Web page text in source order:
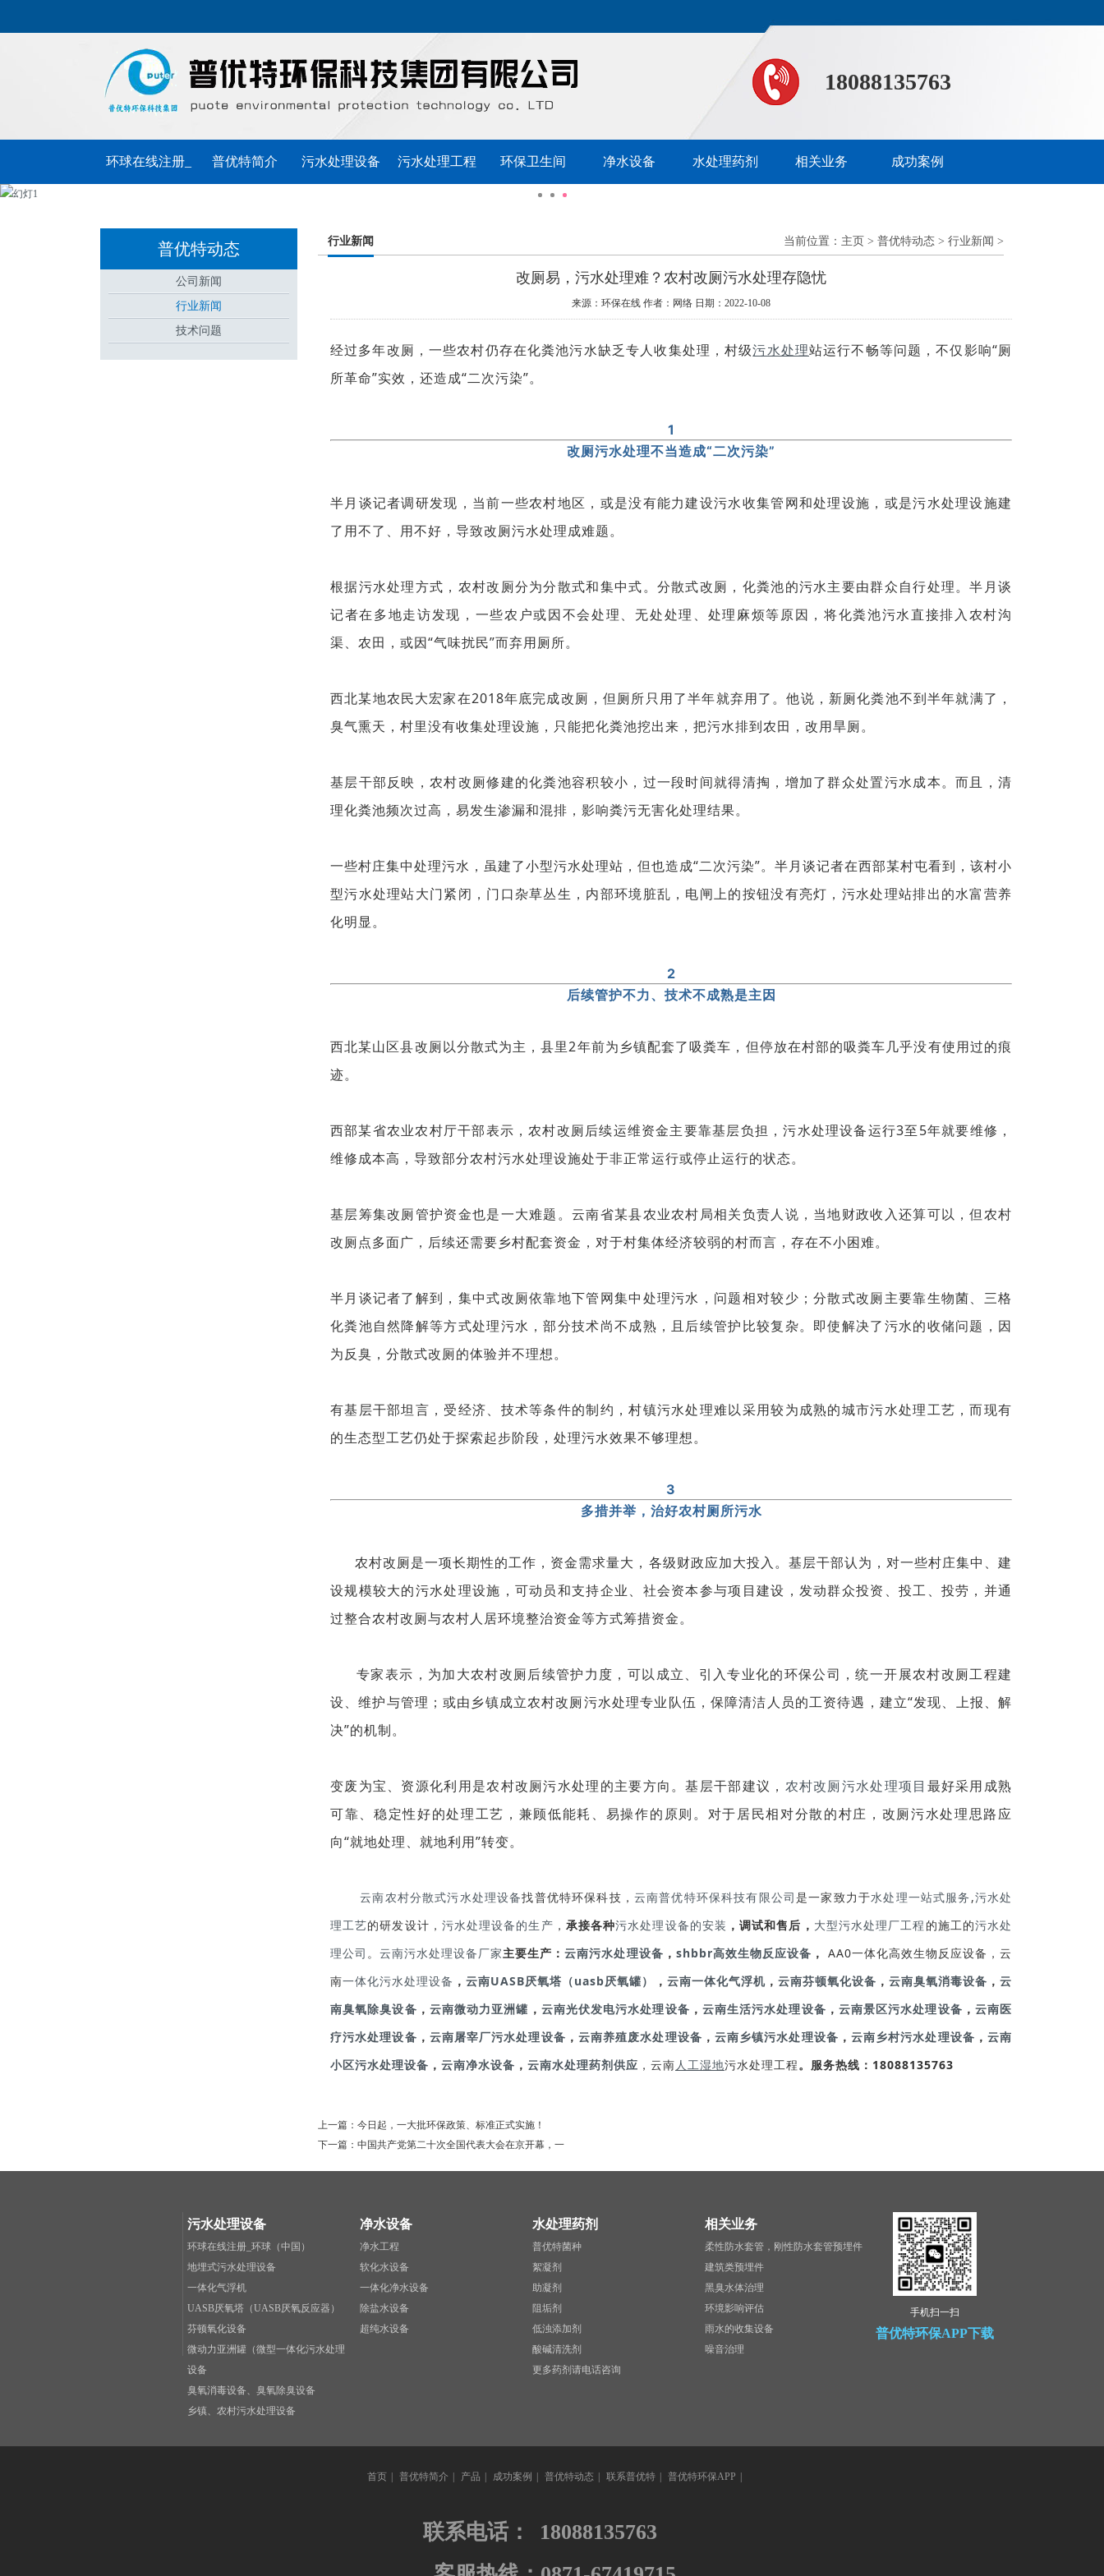
18088135763
环球在线注册_ 普优特简介 污水处理设备 污水处理工程 环保卫生间 净水设备 水处理药剂 相关业务 成功案例
普优特动态
公司新闻
行业新闻
技术问题
行业新闻 当前位置： 主页 > 普优特动态 > 行业新闻 >
改厕易，污水处理难？农村改厕污水处理存隐忧
来源：环保在线 作者：网络 日期：2022-10-08
经过多年改厕，一些农村仍存在化粪池污水缺乏专人收集处理，村级污水处理站运行不畅等问题，不仅影响“厕
所革命”实效，还造成“二次污染”。
1
改厕污水处理不当造成“二次污染”
半月谈记者调研发现，当前一些农村地区，或是没有能力建设污水收集管网和处理设施，或是污水处理设施建
了用不了、用不好，导致改厕污水处理成难题。
根据污水处理方式，农村改厕分为分散式和集中式。分散式改厕，化粪池的污水主要由群众自行处理。半月谈
记者在多地走访发现，一些农户或因不会处理、无处处理、处理麻烦等原因，将化粪池污水直接排入农村沟
渠、农田，或因“气味扰民”而弃用厕所。
西北某地农民大宏家在2018年底完成改厕，但厕所只用了半年就弃用了。他说，新厕化粪池不到半年就满了，
臭气熏天，村里没有收集处理设施，只能把化粪池挖出来，把污水排到农田，改用旱厕。
基层干部反映，农村改厕修建的化粪池容积较小，过一段时间就得清掏，增加了群众处置污水成本。而且，清
理化粪池频次过高，易发生渗漏和混排，影响粪污无害化处理结果。
一些村庄集中处理污水，虽建了小型污水处理站，但也造成“二次污染”。半月谈记者在西部某村屯看到，该村小
型污水处理站大门紧闭，门口杂草丛生，内部环境脏乱，电闸上的按钮没有亮灯，污水处理站排出的水富营养
化明显。
2
后续管护不力、技术不成熟是主因
西北某山区县改厕以分散式为主，县里2年前为乡镇配套了吸粪车，但停放在村部的吸粪车几乎没有使用过的痕
迹。
西部某省农业农村厅干部表示，农村改厕后续运维资金主要靠基层负担，污水处理设备运行3至5年就要维修，
维修成本高，导致部分农村污水处理设施处于非正常运行或停止运行的状态。
基层筹集改厕管护资金也是一大难题。云南省某县农业农村局相关负责人说，当地财政收入还算可以，但农村
改厕点多面广，后续还需要乡村配套资金，对于村集体经济较弱的村而言，存在不小困难。
半月谈记者了解到，集中式改厕依靠地下管网集中处理污水，问题相对较少；分散式改厕主要靠生物菌、三格
化粪池自然降解等方式处理污水，部分技术尚不成熟，且后续管护比较复杂。即使解决了污水的收储问题，因
为反臭，分散式改厕的体验并不理想。
有基层干部坦言，受经济、技术等条件的制约，村镇污水处理难以采用较为成熟的城市污水处理工艺，而现有
的生态型工艺仍处于探索起步阶段，处理污水效果不够理想。
3
多措并举，治好农村厕所污水
农村改厕是一项长期性的工作，资金需求量大，各级财政应加大投入。基层干部认为，对一些村庄集中、建
设规模较大的污水处理设施，可动员和支持企业、社会资本参与项目建设，发动群众投资、投工、投劳，并通
过整合农村改厕与农村人居环境整治资金等方式筹措资金。
专家表示，为加大农村改厕后续管护力度，可以成立、引入专业化的环保公司，统一开展农村改厕工程建
设、维护与管理；或由乡镇成立农村改厕污水处理专业队伍，保障清洁人员的工资待遇，建立“发现、上报、解
决”的机制。
变废为宝、资源化利用是农村改厕污水处理的主要方向。基层干部建议， 农村改厕污水处理项目 最好采用成熟
可靠、稳定性好的处理工艺，兼顾低能耗、易操作的原则。对于居民相对分散的村庄，改厕污水处理思路应
向“就地处理、就地利用”转变。
云南农村分散式污水处理设备找普优特环保科技， 云南普优特环保科技有限公司是一家致力于水处理一站式服务 ,污水处
理工艺的研发设计， 污水处理设备的生产 ， 承接各种污水处理设备的安装 ，调试和售后， 大型污水处理厂工程 的施工的污水处
理公司 。云南污水处理设备厂家主要生产：云南污水处理设备 ， shbbr高效生物反应设备 ， AA0一体化高效生物反应设备，云
南一体化污水处理设备 ，云南UASB厌氧塔（uasb厌氧罐） ， 云南一体化气浮机， 云南芬顿氧化设备 ， 云南臭氧消毒设备 ，云
南臭氧除臭设备 ， 云南微动力亚洲罐 ， 云南光伏发电污水处理设备 ， 云南生活污水处理设备 ， 云南景区污水处理设备 ， 云南医
疗污水处理设备 ， 云南屠宰厂污水处理设备 ， 云南养殖废水处理设备 ， 云南乡镇污水处理设备 ， 云南乡村污水处理设备 ， 云南
小区污水处理设备 ， 云南净水设备 ， 云南水处理药剂供应 ，云南人工湿地污水处理工程。服务热线：18088135763
上一篇： 今日起，一大批环保政策、标准正式实施！
下一篇： 中国共产党第二十次全国代表大会在京开幕，一
污水处理设备
环球在线注册_环球（中国）
地埋式污水处理设备
一体化气浮机
UASB厌氧塔（UASB厌氧反应器）
芬顿氧化设备
微动力亚洲罐（微型一体化污水处理
设备
臭氧消毒设备、臭氧除臭设备
乡镇、农村污水处理设备
净水设备
净水工程
软化水设备
一体化净水设备
除盐水设备
超纯水设备
水处理药剂
普优特菌种
絮凝剂
助凝剂
阻垢剂
低浊添加剂
酸碱清洗剂
更多药剂请电话咨询
相关业务
柔性防水套管，刚性防水套管预埋件
建筑类预埋件
黑臭水体治理
环境影响评估
雨水的收集设备
噪音治理
手机扫一扫
普优特环保APP下载
首页 普优特简介 产品 成功案例 普优特动态 联系普优特 普优特环保APP
联系电话：
18088135763